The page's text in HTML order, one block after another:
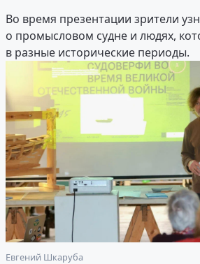
Во время презентации зрители
о промысловом судне и людях,
в разные исторические периоды.
Евгений Шкаруба